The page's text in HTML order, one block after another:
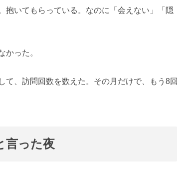
抱いてもらっている。なのに「会えない」「隠
かった。
、訪問回数を数えた。その月だけで、もう8回
言った夜